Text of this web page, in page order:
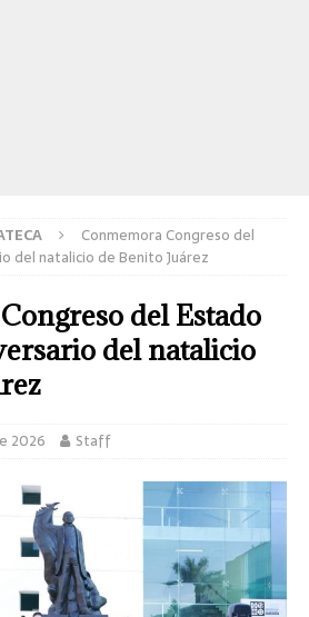
Conmemora Congreso del
del natalicio de Benito Juárez
del Estado
del natalicio
2026 Staff